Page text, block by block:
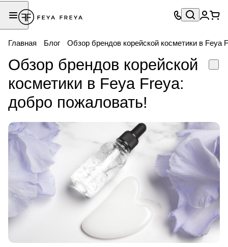
Главная Блог Обзор брендов корейской косметики в Feya
Обзор брендов корейской
косметики в Feya Freya:
добро пожаловать!